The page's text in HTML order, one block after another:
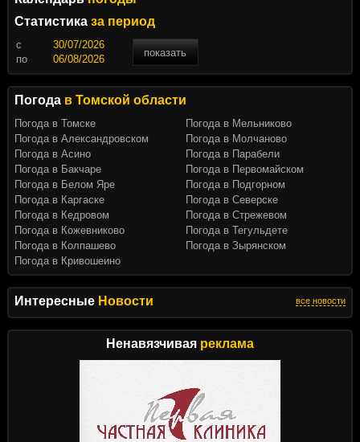
Интересные Новости все новости
Ненавязчивая реклама
Статистика за период
c
показать
по
Погода в Томской области
Погода в Томске
Погода в Александровском
Погода в Асино
Погода в Бакчаре
Погода в Белом Яре
Погода в Каргаске
Погода в Кедровом
Погода в Кожевниково
Погода в Колпашево
Погода в Кривошеино
Погода в Мельниково
Погода в Молчаново
Погода в Парабели
Погода в Первомайском
Погода в Подгорном
Погода в Северске
Погода в Стрежевом
Погода в Тегульдете
Погода в Зырянском